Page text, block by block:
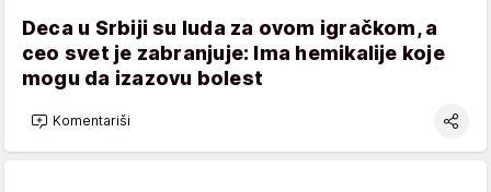
Deca u Srbiji su luda za ovom igračkom, a
ceo svet je zabranjuje: Ima hemikalije koje
mogu da izazovu bolest
Komentariši